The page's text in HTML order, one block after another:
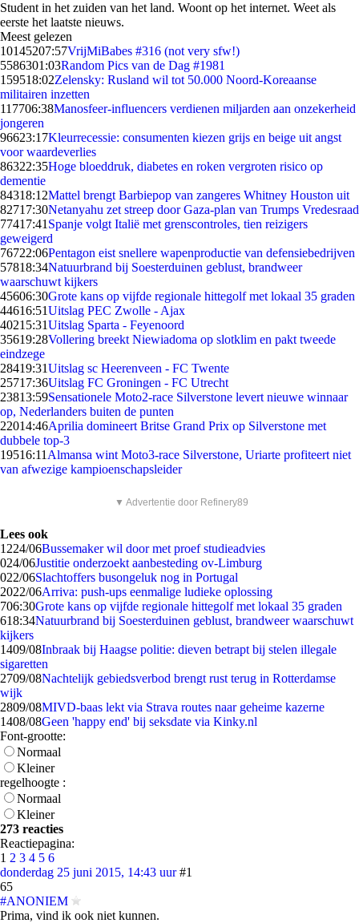
Student in het zuiden van het land. Woont op het internet. Weet als
eerste het laatste nieuws.
Meest gelezen
10145207:57VrijMiBabes #316 (not very sfw!)
5586301:03Random Pics van de Dag #1981
159518:02Zelensky: Rusland wil tot 50.000 Noord-Koreaanse
militairen inzetten
117706:38Manosfeer-influencers verdienen miljarden aan onzekerheid
jongeren
96623:17Kleurrecessie: consumenten kiezen grijs en beige uit angst
voor waardeverlies
86322:35Hoge bloeddruk, diabetes en roken vergroten risico op
dementie
84318:12Mattel brengt Barbiepop van zangeres Whitney Houston uit
82717:30Netanyahu zet streep door Gaza-plan van Trumps Vredesraad
77417:41 Spanje volgt Italië met grenscontroles, tien reizigers
geweigerd
76722:06Pentagon eist snellere wapenproductie van defensiebedrijven
57818:34Natuurbrand bij Soesterduinen geblust, brandweer
waarschuwt kijkers
45606:30Grote kans op vijfde regionale hittegolf met lokaal 35 graden
44616:51Uitslag PEC Zwolle - Ajax
40215:31Uitslag Sparta - Feyenoord
35619:28Vollering breekt Niewiadoma op slotklim en pakt tweede
eindzege
28419:31Uitslag sc Heerenveen - FC Twente
25717:36Uitslag FC Groningen - FC Utrecht
23813:59Sensationele Moto2-race Silverstone levert nieuwe winnaar
op, Nederlanders buiten de punten
22014:46Aprilia domineert Britse Grand Prix op Silverstone met
dubbele top-3
19516:11 Almansa wint Moto3-race Silverstone, Uriarte profiteert niet
van afwezige kampioenschapsleider
▼ Advertentie door Refinery89
Lees ook
1224/06Bussemaker wil door met proef studieadvies
024/06Justitie onderzoekt aanbesteding ov-Limburg
022/06Slachtoffers busongeluk nog in Portugal
2022/06Arriva: push-ups eenmalige ludieke oplossing
706:30Grote kans op vijfde regionale hittegolf met lokaal 35 graden
618:34Natuurbrand bij Soesterduinen geblust, brandweer waarschuwt
kijkers
1409/08Inbraak bij Haagse politie: dieven betrapt bij stelen illegale
sigaretten
2709/08Nachtelijk gebiedsverbod brengt rust terug in Rotterdamse
wijk
2809/08MIVD-baas lekt via Strava routes naar geheime kazerne
1408/08Geen 'happy end' bij seksdate via Kinky.nl
Font-grootte:
Normaal
Kleiner
regelhoogte :
Normaal
Kleiner
273 reacties
Reactiepagina:
1 2 3 4 5 6
donderdag 25 juni 2015, 14:43 uur #1
65
#ANONIEM
Prima, vind ik ook niet kunnen.